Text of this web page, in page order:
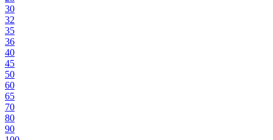
30
32
35
36
40
45
50
60
65
70
80
90